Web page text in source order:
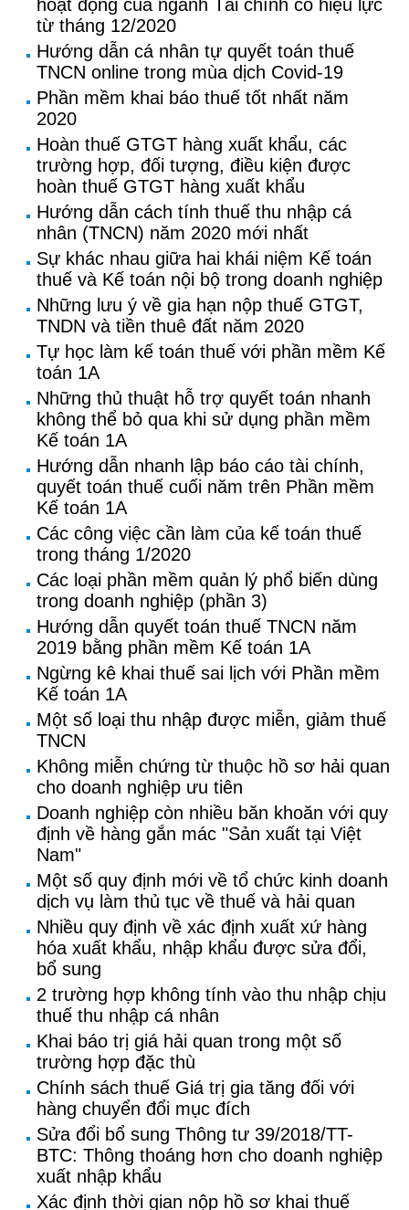
hoạt động của ngành Tài chính có hiệu lực
từ tháng 12/2020
Hướng dẫn cá nhân tự quyết toán thuế
TNCN online trong mùa dịch Covid-19
Phần mềm khai báo thuế tốt nhất năm
2020
Hoàn thuế GTGT hàng xuất khẩu, các
trường hợp, đối tượng, điều kiện được
hoàn thuế GTGT hàng xuất khẩu
Hướng dẫn cách tính thuế thu nhập cá
nhân (TNCN) năm 2020 mới nhất
Sự khác nhau giữa hai khái niệm Kế toán
thuế và Kế toán nội bộ trong doanh nghiệp
Những lưu ý về gia hạn nộp thuế GTGT,
TNDN và tiền thuê đất năm 2020
Tự học làm kế toán thuế với phần mềm Kế
toán 1A
Những thủ thuật hỗ trợ quyết toán nhanh
không thể bỏ qua khi sử dụng phần mềm
Kế toán 1A
Hướng dẫn nhanh lập báo cáo tài chính,
quyết toán thuế cuối năm trên Phần mềm
Kế toán 1A
Các công việc cần làm của kế toán thuế
trong tháng 1/2020
Các loại phần mềm quản lý phổ biến dùng
trong doanh nghiệp (phần 3)
Hướng dẫn quyết toán thuế TNCN năm
2019 bằng phần mềm Kế toán 1A
Ngừng kê khai thuế sai lịch với Phần mềm
Kế toán 1A
Một số loại thu nhập được miễn, giảm thuế
TNCN
Không miễn chứng từ thuộc hồ sơ hải quan
cho doanh nghiệp ưu tiên
Doanh nghiệp còn nhiều băn khoăn với quy
định về hàng gắn mác "Sản xuất tại Việt
Nam"
Một số quy định mới về tổ chức kinh doanh
dịch vụ làm thủ tục về thuế và hải quan
Nhiều quy định về xác định xuất xứ hàng
hóa xuất khẩu, nhập khẩu được sửa đổi,
bổ sung
2 trường hợp không tính vào thu nhập chịu
thuế thu nhập cá nhân
Khai báo trị giá hải quan trong một số
trường hợp đặc thù
Chính sách thuế Giá trị gia tăng đối với
hàng chuyển đổi mục đích
Sửa đổi bổ sung Thông tư 39/2018/TT-
BTC: Thông thoáng hơn cho doanh nghiệp
xuất nhập khẩu
Xác định thời gian nộp hồ sơ khai thuế